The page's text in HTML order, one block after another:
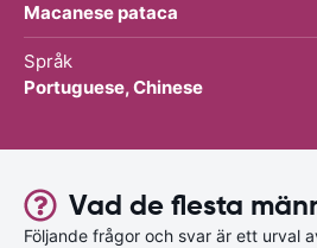
Macanese pataca
Språk
Portuguese, Chinese
Vad de flesta
Följande frågor och svar är ett urval